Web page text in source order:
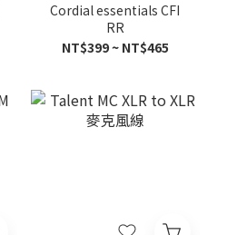
Cordial essentials CFI
RR
NT$399 ~ NT$465